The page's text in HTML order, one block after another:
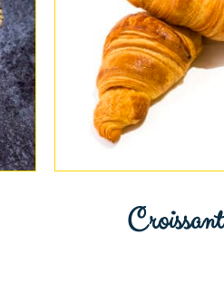
Croissant